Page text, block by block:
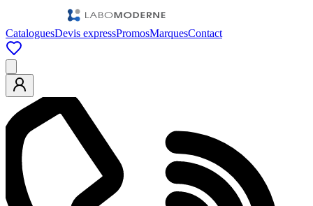
CataloguesDevis expressPromosMarquesContact